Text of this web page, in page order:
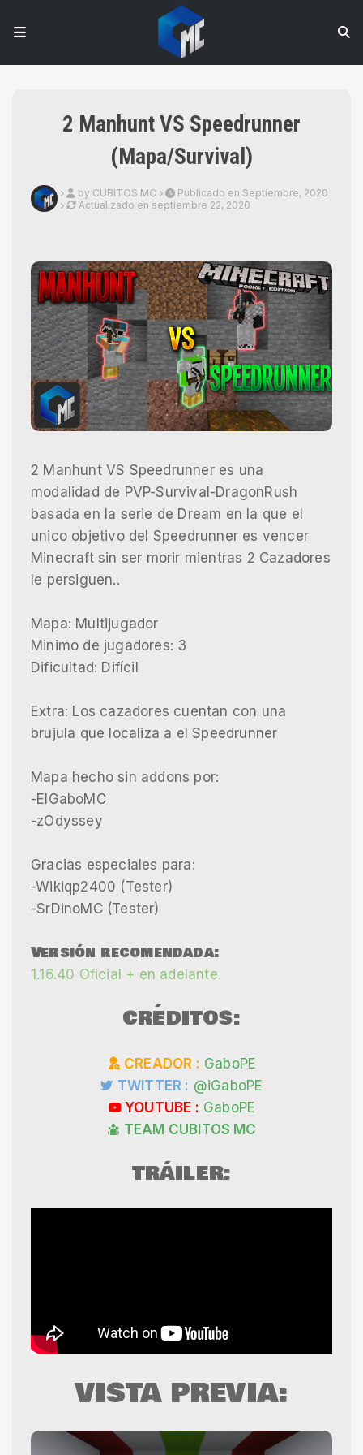
2 Manhunt VS Speedrunner
(Mapa/Survival)
by CUBITOS MC
Publicado en Septiembre, 2020
Actualizado en septiembre 22, 2020
2 Manhunt VS Speedrunner es una
modalidad de PVP-Survival-DragonRush
basada en la serie de Dream en la que el
unico objetivo del Speedrunner es vencer
Minecraft sin ser morir mientras 2 Cazadores
le persiguen..
Mapa: Multijugador
Minimo de jugadores: 3
Dificultad: Difícil
Extra: Los cazadores cuentan con una
brujula que localiza a el Speedrunner
Mapa hecho sin addons por:
-ElGaboMC
-zOdyssey
Gracias especiales para:
-Wikiqp2400 (Tester)
-SrDinoMC (Tester)
Versión recomendada:
1.16.40 Oficial + en adelante.
CRÉDITOS:
CREADOR : GaboPE
TWITTER : @iGaboPE
YOUTUBE : GaboPE
TEAM CUBITOS MC
TRÁILER:
VISTA PREVIA: